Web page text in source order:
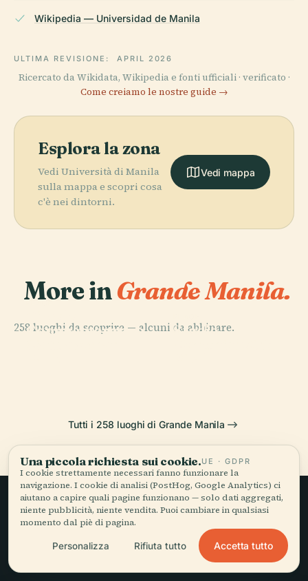
Wikipedia — Universidad de Manila
ULTIMA REVISIONE: APRIL 2026
Ricercato da Wikidata, Wikipedia e fonti ufficiali · verificato ·
Come creiamo le nostre guide →
Esplora la zona
Vedi Università di Manila
sulla mappa e scopri cosa
c'è nei dintorni.
Vedi mappa
More inGrande Manila.
258 luoghi da scoprire — alcuni da abbinare.
PLACE
Commemorativo
Stadio
PLACE PLACE
Tutti i 258 luoghi di Grande Manila
Viaggio lento,
raccontato bene.
Una piccola richiesta sui cookie.UE · GDPR
I cookie strettamente necessari fanno funzionare la
navigazione. I cookie di analisi (PostHog, Google Analytics) ci
aiutano a capire quali pagine funzionano — solo dati aggregati,
niente pubblicità, niente vendita. Puoi cambiare in qualsiasi
momento dal piè di pagina.
Personalizza Rifiuta tutto Accetta tutto